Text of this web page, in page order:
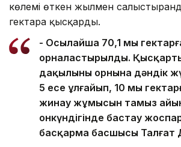
көлемі өткен жылмен
гектарға қысқарды.
- Осылайша 70,1 мың
орналастырылды.
дақылының орнына дәндік
5 есе ұлғайып, 10 мың
жинау жұмысын тамыз
онкүндігінде бастау
басқарма басшысы Талғат